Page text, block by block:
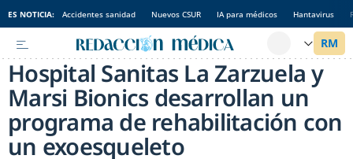
ES NOTICIA: Accidentes sanidad Nuevos CSUR IA para médicos Hantavirus
Hospital Sanitas La Zarzuela y
Marsi Bionics desarrollan un
programa de rehabilitación con
un exoesqueleto